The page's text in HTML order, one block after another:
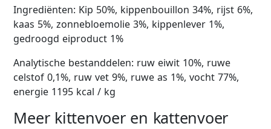
Ingrediënten: Kip 50%, kippenbouillon 34%, rijst 6%,
kaas 5%, zonnebloemolie 3%, kippenlever 1%,
gedroogd eiproduct 1%
Analytische bestanddelen: ruw eiwit 10%, ruwe
celstof 0,1%, ruw vet 9%, ruwe as 1%, vocht 77%,
energie 1195 kcal / kg
Meer kittenvoer en kattenvoer